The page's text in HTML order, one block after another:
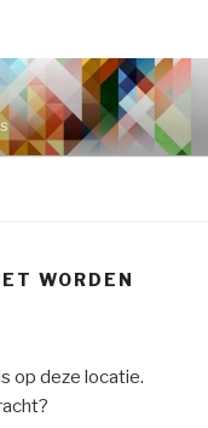
WORDEN
op deze locatie.